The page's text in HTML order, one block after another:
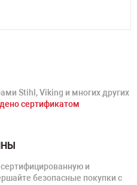
Stihl, Viking и многих других
сертификатом
и
безопасные покупки с